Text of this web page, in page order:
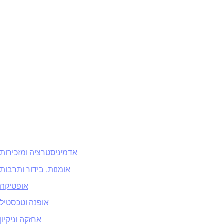
אדמיניסטרציה ומזכירות
אומנות, בידור ותרבות
אופטיקה
אופנה וטכסטיל
אחזקה וניקיון